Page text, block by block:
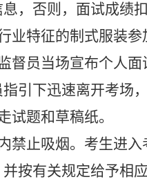
，否则，面试成绩扣
业特征的制式服装参
督员当场宣布个人
引下迅速离开考场
试题和草稿纸。
禁止吸烟。考生进
按有关规定给予相应